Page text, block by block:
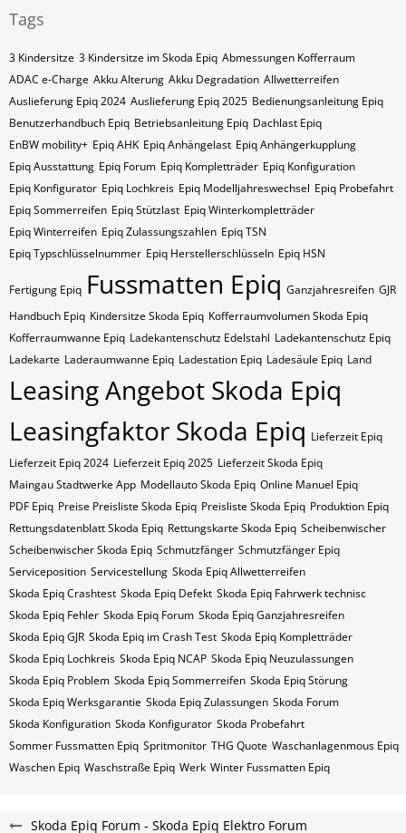
Tags
3 Kindersitze 3 Kindersitze im Skoda Epiq Abmessungen Kofferraum
ADAC e-Charge Akku Alterung Akku Degradation Allwetterreifen
Auslieferung Epiq 2024 Auslieferung Epiq 2025 Bedienungsanleitung Epiq
Benutzerhandbuch Epiq Betriebsanleitung Epiq Dachlast Epiq
EnBW mobility+ Epiq AHK Epiq Anhängelast Epiq Anhängerkupplung
Epiq Ausstattung Epiq Forum Epiq Kompletträder Epiq Konfiguration
Epiq Konfigurator Epiq Lochkreis Epiq Modelljahreswechsel Epiq Probefahrt
Epiq Sommerreifen Epiq Stützlast Epiq Winterkompletträder
Epiq Winterreifen Epiq Zulassungszahlen Epiq​​​​ TSN
Epiq​​​​ Typschlüsselnummer Epiq​​​​​ Herstellerschlüsseln Epiq​​​​​ HSN
Fertigung Epiq Fussmatten Epiq Ganzjahresreifen GJR
Handbuch Epiq Kindersitze Skoda Epiq Kofferraumvolumen Skoda Epiq
Kofferraumwanne Epiq Ladekantenschutz Edelstahl Ladekantenschutz Epiq
Ladekarte Laderaumwanne Epiq Ladestation Epiq Ladesäule Epiq Land
Leasing Angebot Skoda Epiq
Leasingfaktor Skoda Epiq Lieferzeit Epiq
Lieferzeit Epiq 2024 Lieferzeit Epiq 2025 Lieferzeit Skoda Epiq
Maingau Stadtwerke App Modellauto Skoda Epiq Online Manuel Epiq
PDF Epiq Preise Preisliste Skoda Epiq Preisliste Skoda Epiq Produktion Epiq
Rettungsdatenblatt Skoda Epiq Rettungskarte Skoda Epiq Scheibenwischer
Scheibenwischer Skoda​ Epiq Schmutzfänger Schmutzfänger Epiq
Serviceposition Servicestellung Skoda Epiq Allwetterreifen
Skoda Epiq Crashtest Skoda Epiq Defekt Skoda Epiq Fahrwerk technisc
Skoda Epiq Fehler Skoda Epiq Forum Skoda Epiq Ganzjahresreifen
Skoda Epiq GJR Skoda Epiq im Crash Test Skoda Epiq Kompletträder
Skoda Epiq Lochkreis Skoda Epiq NCAP Skoda Epiq Neuzulassungen
Skoda Epiq Problem Skoda Epiq Sommerreifen Skoda Epiq Störung
Skoda Epiq Werksgarantie Skoda Epiq Zulassungen Skoda Forum
Skoda Konfiguration Skoda Konfigurator Skoda Probefahrt
Sommer Fussmatten Epiq Spritmonitor THG Quote Waschanlagenmous Epiq
Waschen Epiq Waschstraße Epiq Werk Winter Fussmatten Epiq
Skoda Epiq Forum - Skoda Epiq Elektro Forum